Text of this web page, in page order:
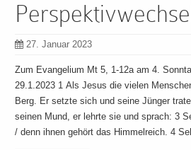
27. Januar 2023
Zum Evangelium Mt 5, 1-12a am 4.
29.1.2023 1 Als Jesus die vielen
Berg. Er setzte sich und seine Jünger
seinen Mund, er lehrte sie und sprach: 3
/ denn ihnen gehört das Himmelreich. 4